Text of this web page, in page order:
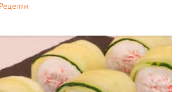
Рецепти